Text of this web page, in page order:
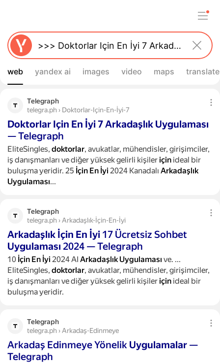
web yandex ai images video maps translate
Telegraph
telegra.ph › Doktorlar-Için-En-İyi-7
Doktorlar Için En İyi7Arkadaşlık Uygulaması
— Telegraph
EliteSingles, doktorlar, avukatlar, mühendisler, girişimciler,
iş danışmanları ve diğer yüksek gelirli kişileriçin ideal bir
buluşma yeridir. 25 İçin En İyi 2024 Kanadalı Arkadaşlık
Uygulaması...
Telegraph
telegra.ph › Arkadaşlık-İçin-En-İyi
Arkadaşlık İçin En İyi 17 Ücretsiz Sohbet
Uygulaması 2024 — Telegraph
10 İçin En İyi 2024 AI Arkadaşlık Uygulaması ve. ...
EliteSingles, doktorlar, avukatlar, mühendisler, girişimciler,
iş danışmanları ve diğer yüksek gelirli kişileriçin ideal bir
buluşma yeridir.
Telegraph
telegra.ph › Arkadaş-Edinmeye
Arkadaş Edinmeye Yönelik Uygulamalar —
Telegraph